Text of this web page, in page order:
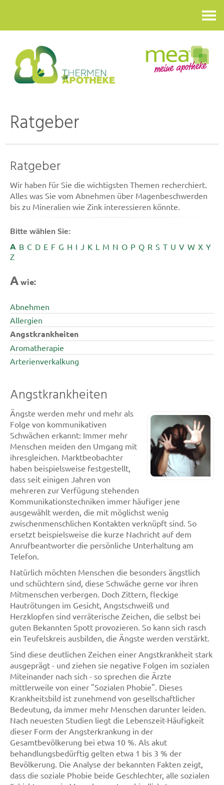
Ratgeber
Ratgeber
Wir haben für Sie die wichtigsten Themen recherchiert.
Alles was Sie vom Abnehmen über Magenbeschwerden
bis zu Mineralien wie Zink interessieren könnte.
Bitte wählen Sie:
A B C D E F G H I J K L M N O P Q R S T U V W X Y
Z
Awie:
Abnehmen
Allergien
Angstkrankheiten
Aromatherapie
Arterienverkalkung
Angstkrankheiten
Ängste werden mehr und mehr als
Folge von kommunikativen
Schwächen erkannt: Immer mehr
Menschen meiden den Umgang mit
ihresgleichen. Marktbeobachter
haben beispielsweise festgestellt,
dass seit einigen Jahren von
mehreren zur Verfügung stehenden
Kommunikationstechniken immer häufiger jene
ausgewählt werden, die mit möglichst wenig
zwischenmenschlichen Kontakten verknüpft sind. So
ersetzt beispielsweise die kurze Nachricht auf dem
Anrufbeantworter die persönliche Unterhaltung am
Telefon.
Natürlich möchten Menschen die besonders ängstlich
und schüchtern sind, diese Schwäche gerne vor ihren
Mitmenschen verbergen. Doch Zittern, fleckige
Hautrötungen im Gesicht, Angstschweiß und
Herzklopfen sind verräterische Zeichen, die selbst bei
guten Bekannten Spott provozieren. So kann sich rasch
ein Teufelskreis ausbilden, die Ängste werden verstärkt.
Sind diese deutlichen Zeichen einer Angstkrankheit stark
ausgeprägt - und ziehen sie negative Folgen im sozialen
Miteinander nach sich - so sprechen die Ärzte
mittlerweile von einer "Sozialen Phobie". Dieses
Krankheitsbild ist zunehmend von gesellschaftlicher
Bedeutung, da immer mehr Menschen darunter leiden.
Nach neuesten Studien liegt die Lebenszeit-Häufigkeit
dieser Form der Angsterkrankung in der
Gesamtbevölkerung bei etwa 10 %. Als akut
behandlungsbedürftig gelten etwa 1 bis 3 % der
Bevölkerung. Die Analyse der bekannten Fakten zeigt,
dass die soziale Phobie beide Geschlechter, alle sozialen